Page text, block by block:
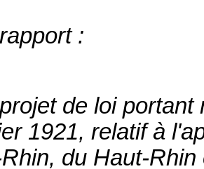
:
de loi
1921, relatif à
du Haut-